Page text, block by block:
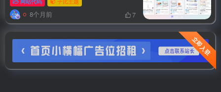
8个月前 7
立即入驻